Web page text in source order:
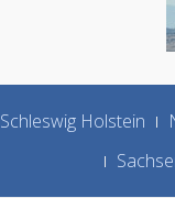
Schleswig Holstein